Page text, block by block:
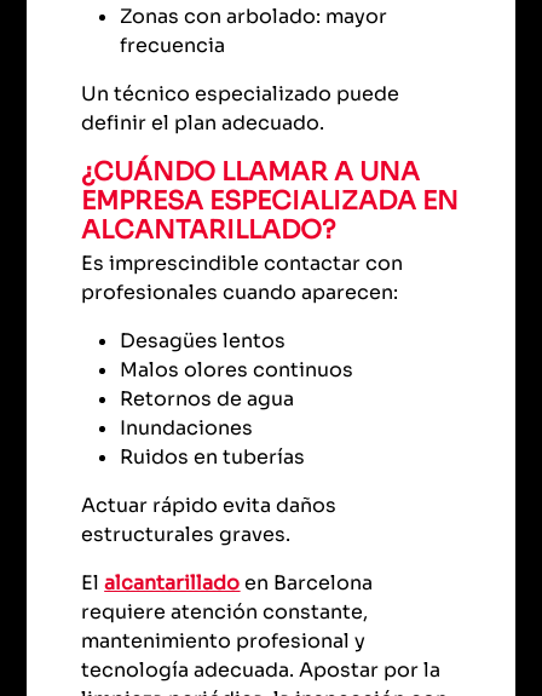
Zonas con arbolado: mayor
frecuencia
Un técnico especializado puede
definir el plan adecuado.
¿CUÁNDO LLAMAR A UNA
EMPRESA ESPECIALIZADA EN
ALCANTARILLADO?
Es imprescindible contactar con
profesionales cuando aparecen:
Desagües lentos
Malos olores continuos
Retornos de agua
Inundaciones
Ruidos en tuberías
Actuar rápido evita daños
estructurales graves.
Elalcantarilladoen Barcelona
requiere atención constante,
mantenimiento profesional y
tecnología adecuada. Apostar por la